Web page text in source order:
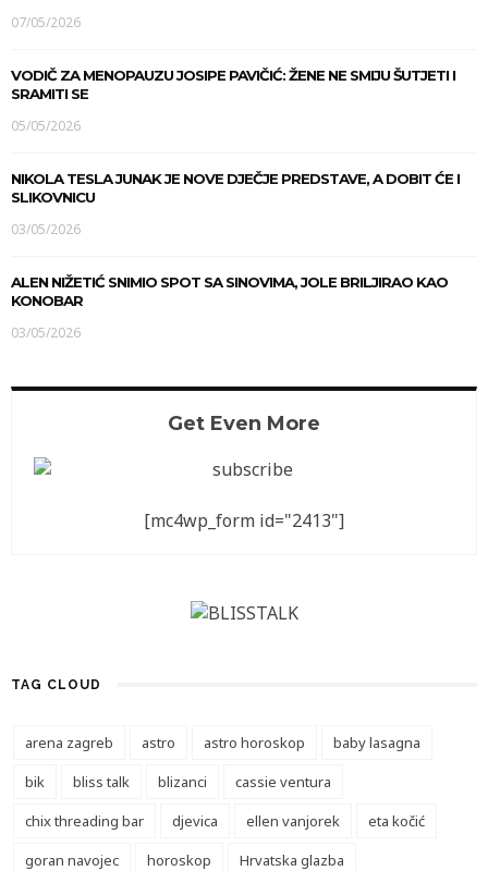
07/05/2026
VODIČ ZA MENOPAUZU JOSIPE PAVIČIĆ: ŽENE NE SMIJU ŠUTJETI I
SRAMITI SE
05/05/2026
NIKOLA TESLA JUNAK JE NOVE DJEČJE PREDSTAVE, A DOBIT ĆE I
SLIKOVNICU
03/05/2026
ALEN NIŽETIĆ SNIMIO SPOT SA SINOVIMA, JOLE BRILJIRAO KAO
KONOBAR
03/05/2026
Get Even More
[mc4wp_form id="2413"]
TAG CLOUD
arena zagreb astro astro horoskop
baby lasagna
bik
bliss talk blizanci
cassie ventura
chix threading bar
djevica ellen vanjorek
eta kočić
goran navojec
horoskop
Hrvatska glazba